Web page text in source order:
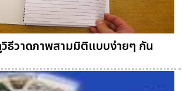
วิธีวาดภาพสามมิติแบบง่ายๆ กัน